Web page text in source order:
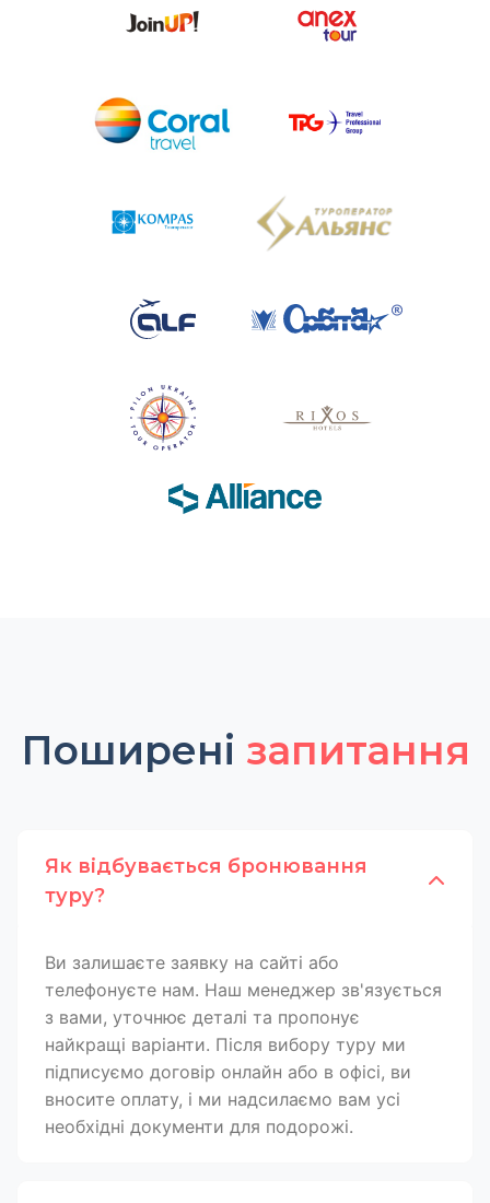
Поширені запитання
Як відбувається бронювання
туру?
Ви залишаєте заявку на сайті або
телефонуєте нам. Наш менеджер зв'язується
з вами, уточнює деталі та пропонує
найкращі варіанти. Після вибору туру ми
підписуємо договір онлайн або в офісі, ви
вносите оплату, і ми надсилаємо вам усі
необхідні документи для подорожі.